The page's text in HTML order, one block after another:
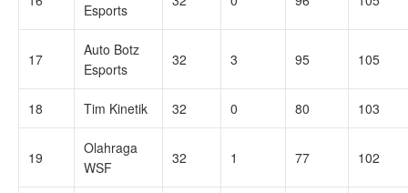
Esports
17
Auto Botz
Esports
32 3 95 105
18 Tim Kinetik 32 0 80 103
19
Olahraga
WSF
32 1 77 102